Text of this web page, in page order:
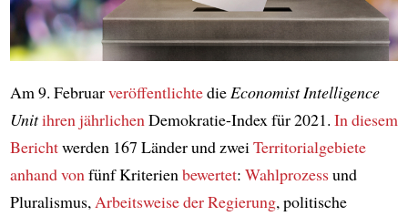
Am 9. Februarveröffentlichtedie Economist Intelligence
Unitihren jährlichen Demokratie-Index für 2021. In diesem
Berichtwerden 167 Länder und zwei Territorialgebiete
anhand von fünf Kriterien bewertet: Wahlprozessund
Pluralismus, Arbeitsweise der Regierung, politische